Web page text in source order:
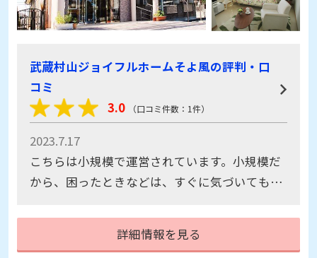
武蔵村山ジョイフルホームそよ風の評判・口
コミ
3.0
（口コミ件数：1件）
2023.7.17
こちらは小規模で運営されています。小規模だ
から、困ったときなどは、すぐに気づいてもら
詳細情報を見る